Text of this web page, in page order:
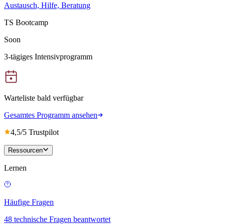
Austausch, Hilfe, Beratung
TS Bootcamp
Soon
3-tägiges Intensivprogramm
Warteliste bald verfügbar
Gesamtes Programm ansehen
4,5/5 Trustpilot
Ressourcen
Lernen
Häufige Fragen
48 technische Fragen beantwortet